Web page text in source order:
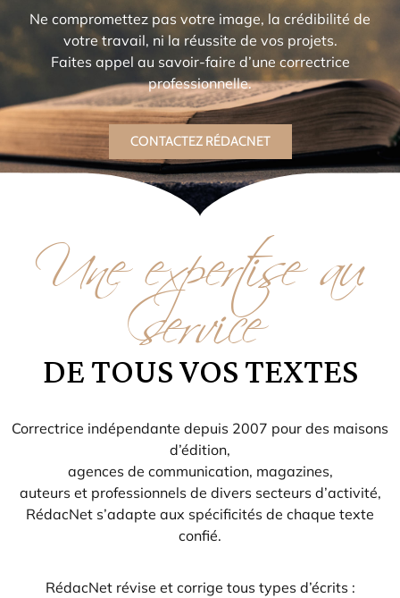
Ne compromettez pas votre image, la crédibilité de
votre travail, ni la réussite de vos projets.
Faites appel au savoir-faire d’une correctrice
professionnelle.
CONTACTEZ RÉDACNET
Une expertise au
service
DE TOUS VOS TEXTES
Correctrice indépendante depuis 2007 pour des maisons
d’édition,
agences de communication, magazines,
auteurs et professionnels de divers secteurs d’activité,
RédacNet s’adapte aux spécificités de chaque texte
confié.
RédacNet révise et corrige tous types d’écrits :